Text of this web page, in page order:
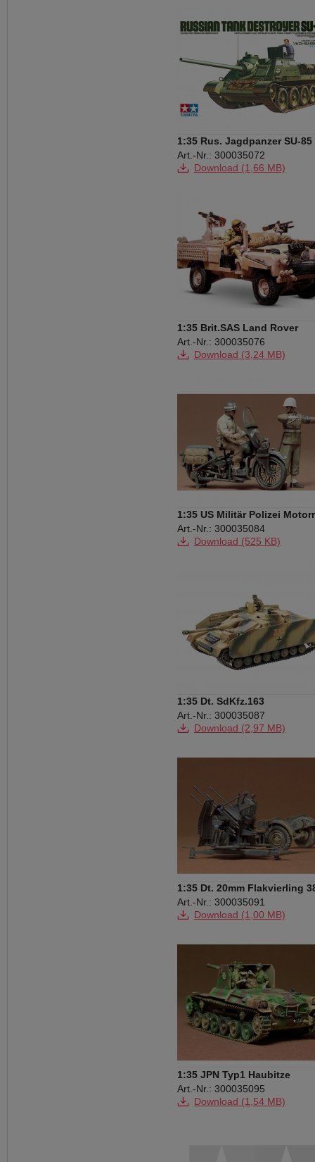
1:35 Rus. Jagdpanzer SU-85
Art.-Nr.: 300035072
Download (1,66 MB)
1:35 Brit.SAS Land Rover
P.Pant.(1)
Art.-Nr.: 300035076
Download (3,24 MB)
1:35 US Militär Polizei
(2)
Art.-Nr.: 300035084
Download (525 KB)
1:35 Dt. SdKfz.163
Sturmgeschütz IV (1)
Art.-Nr.: 300035087
Download (2,97 MB)
1:35 Dt. 20mm Flakvierling
Art.-Nr.: 300035091
Download (1,00 MB)
1:35 JPN Typ1 Haubitze
m.Figuren(2)
Art.-Nr.: 300035095
Download (1,54 MB)